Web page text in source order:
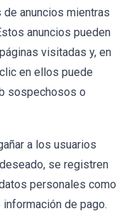
anuncios mientras
anuncios pueden
visitadas y, en
en ellos puede
sospechosos o
a los usuarios
se registren
personales como
de pago.